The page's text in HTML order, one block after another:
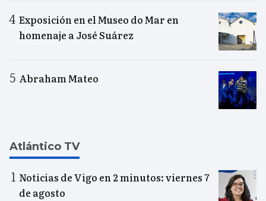
Exposición en el Museo do Mar en
homenaje a José Suárez
Abraham Mateo
Atlántico TV
Noticias de Vigo en 2 minutos: viernes 7
de agosto